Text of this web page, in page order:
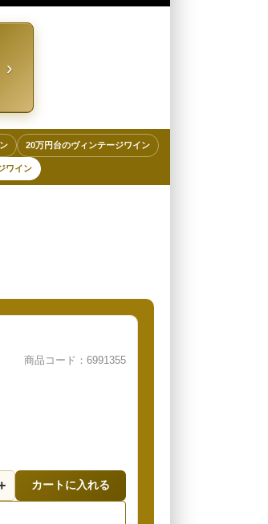
›
20万円台のヴィンテージワイン
ワイン
商品コード：6991355
カートに入れる